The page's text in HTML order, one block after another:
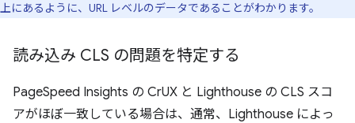
上にあるように、URL レベルのデータであることがわかります。
読み込み CLS の問題を特定する
PageSpeed Insights の CrUX と Lighthouse の CLS スコ
アがほぼ一致している場合は、通常、Lighthouse によっ